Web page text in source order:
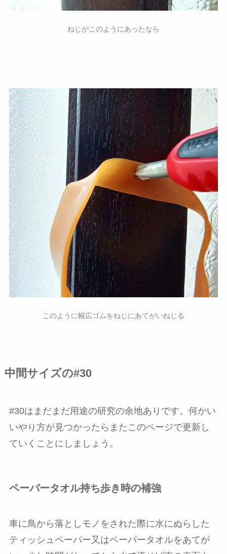
ねじがこのようにあったなら
このように幅広ゴムをねじにあてがいねじる
中間サイズの#30
#30はまだまだ用途の研究の余地ありです。何かい
いやり方が見つかったらまたこのページで更新し
ていくことにしましょう。
ペーパータオル持ち歩き時の補強
車に鳥から落としモノをされた際に水にぬらした
ティッシュペーパー又はペーパータオルをあてが